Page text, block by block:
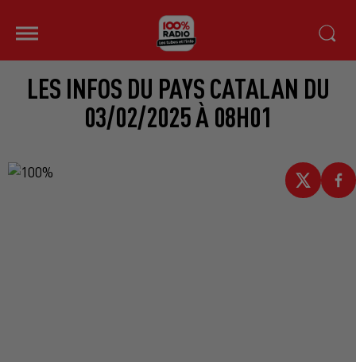
LES INFOS DU PAYS CATALAN DU
03/02/2025 À 08H01